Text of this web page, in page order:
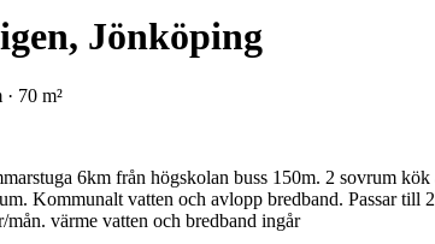
Jönköping
70 m²
6km från högskolan buss 150m. 2 sovrum
Kommunalt vatten och avlopp bredband. Passar till
värme vatten och bredband ingår